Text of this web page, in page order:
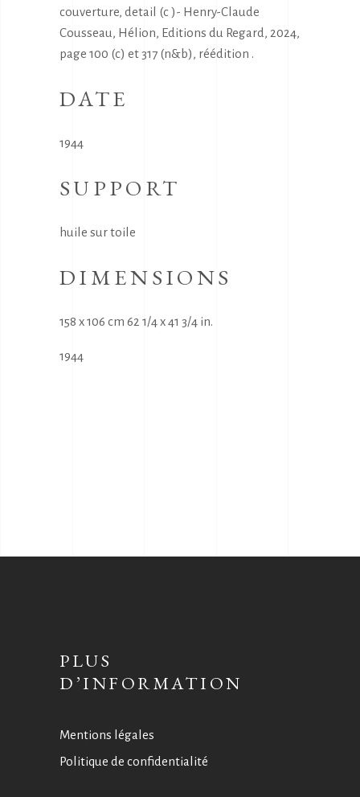
couverture, detail (c )- Henry-Claude
Cousseau, Hélion, Editions du Regard, 2024,
page 100 (c) et 317 (n&b), réédition .
DATE
1944
SUPPORT
huile sur toile
DIMENSIONS
158 x 106 cm 62 1/4 x 41 3/4 in.
1944
PLUS
D’INFORMATION
Mentions légales
Politique de confidentialité